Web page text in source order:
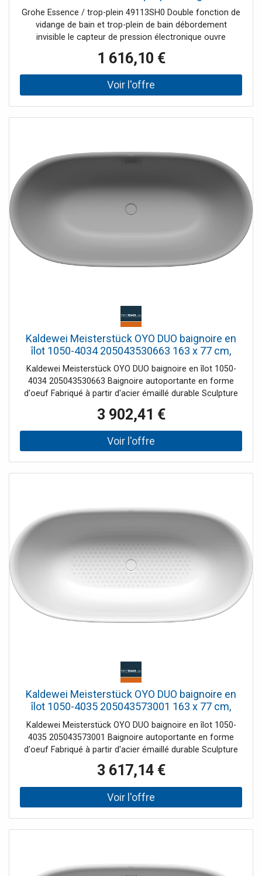
Grohe Essence / trop-plein 49113SH0 Double fonction de
vidange de bain et trop-plein de bain débordement
invisible le capteur de pression électronique ouvre
maximum est dépassé, un raccordement secteur au
Plomberie nécessaire
1 616,10 €
Kaldewei Meisterstück OYO DUO baignoire en
îlot 1050-4034 205043530663 163 x 77 cm,
avec trop-plein, gris froid 30
Kaldewei Meisterstück OYO DUO baignoire en îlot 1050-
4034 205043530663 Baignoire autoportante en forme
d'oeuf Fabriqué à partir d'acier émaillé durable Sculpture
Deux inclinaisons de dos identiques Avec bonde centrale à
ouverture par poussée, avec couvercle de bonde en émail
Avec débordement de conception Note d'installation :
3 902,41 €
Kaldewei Meisterstück OYO DUO baignoire en
îlot 1050-4035 205043573001 163 x 77 cm,
sans trop-plein, avec effet perlant , blanc alpin
Kaldewei Meisterstück OYO DUO baignoire en îlot 1050-
4035 205043573001 Baignoire autoportante en forme
d'oeuf Fabriqué à partir d'acier émaillé durable Sculpture
au design gracieux - semble presque flotter dans l'espace
Deux inclinaisons de dos identiques Avec bonde centrale à
ouverture par poussée, avec couvercle de bonde en émail
Avec effet perlant - revêtement facile d'entretien et anti-
3 617,14 €